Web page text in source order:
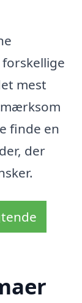
mest
finde en
der